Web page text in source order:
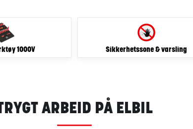
1000V Sikkerhetssone & varsling
ARBEID PÅ ELBIL